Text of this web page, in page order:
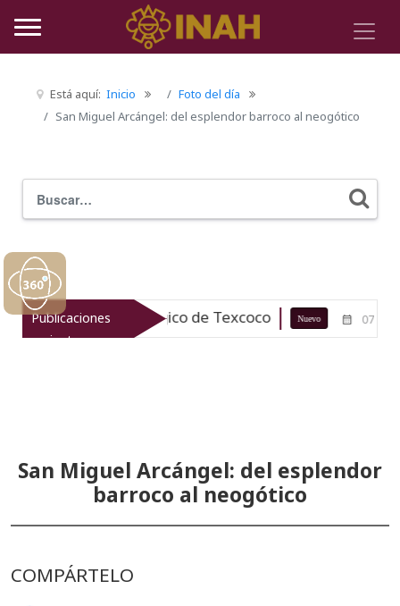
Está aquí: Inicio
Foto del día
San Miguel Arcángel: del esplendor barroco al neogótico
Publicaciones
recientes
arqueológico de Texcoco Nuevo 07-08-26
San Miguel Arcángel: del esplendor
barroco al neogótico
COMPÁRTELO